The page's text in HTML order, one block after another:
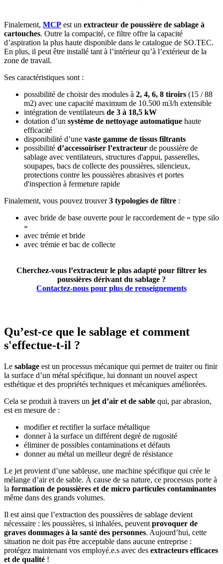
Finalement, MCP est un extracteur de poussière de sablage à
cartouches. Outre la compacité, ce filtre offre la capacité
d’aspiration la plus haute disponible dans le catalogue de SO.TEC.
En plus, il peut être installé tant à l’intérieur qu’à l’extérieur de la
zone de travail.
Ses caractéristiques sont :
possibilité de choisir des modules à 2, 4, 6, 8 tiroirs (15 / 88
m2) avec une capacité maximum de 10.500 m3/h extensible
intégration de ventilateurs de 3 à 18,5 kW
dotation d’un système de nettoyage automatique haute
efficacité
disponibilité d’une vaste gamme de tissus filtrants
possibilité d’accessoiriser l’extracteur de poussière de
sablage avec ventilateurs, structures d'appui, passerelles,
soupapes, bacs de collecte des poussières, silencieux,
protections contre les poussières abrasives et portes
d'inspection à fermeture rapide
Finalement, vous pouvez trouver3 typologies de filtre :
avec bride de base ouverte pour le raccordement de « type silo
»
avec trémie et bride
avec trémie et bac de collecte
Cherchez-vous l’extracteur le plus adapté pour filtrer les
poussières dérivant du sablage ?
Contactez-nous pour plus de renseignements
Qu’est-ce que le sablage et comment
s'effectue-t-il ?
Le sablage est un processus mécanique qui permet de traiter ou finir
la surface d’un métal spécifique, lui donnant un nouvel aspect
esthétique et des propriétés techniques et mécaniques améliorées.
Cela se produit à travers un jet d’air et de sable qui, par abrasion,
est en mesure de :
modifier et rectifier la surface métallique
donner à la surface un différent degré de rugosité
éliminer de possibles contaminations et défauts
donner au métal un meilleur degré de résistance
Le jet provient d’une sableuse, une machine spécifique qui crée le
mélange d’air et de sable. À cause de sa nature, ce processus porte à
la formation de poussières et de micro particules contaminantes
même dans des grands volumes.
Il est ainsi que l’extraction des poussières de sablage devient
nécessaire : les poussières, si inhalées, peuvent provoquer de
graves dommages à la santé des personnes. Aujourd’hui, cette
situation ne doit pas être acceptable dans aucune entreprise :
protégez maintenant vos employé.e.s avec des extracteurs efficaces
et de qualité !